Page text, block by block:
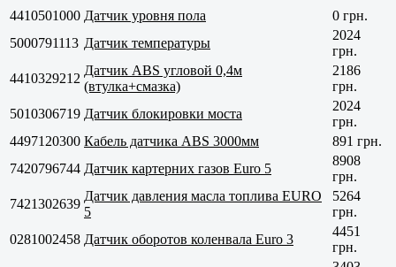
4410501000 Датчик уровня пола
0 грн.
5000791113 Датчик температуры
2024
грн.
4410329212
Датчик ABS угловой 0,4м
(втулка+смазка)
2186
грн.
5010306719 Датчик блокировки моста
2024
грн.
4497120300 Кабель датчика ABS 3000мм
891 грн.
7420796744 Датчик картерних газов Euro 5
8908
грн.
7421302639
Датчик давления масла топлива EURO
5
5264
грн.
0281002458 Датчик оборотов коленвала Euro 3
4451
грн.